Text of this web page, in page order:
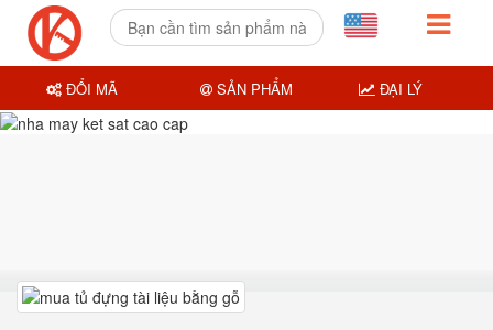
ĐỔI MÃ SẢN PHẨM ĐẠI LÝ